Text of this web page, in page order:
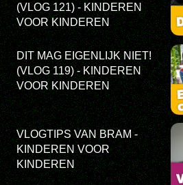
(VLOG 121) - KINDEREN
VOOR KINDEREN
DIT MAG EIGENLIJK NIET!
(VLOG 119) - KINDEREN
VOOR KINDEREN
VLOGTIPS VAN BRAM -
KINDEREN VOOR
KINDEREN